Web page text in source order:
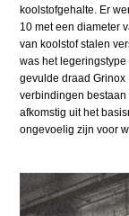
koolstofgehalte. Er
10 met een diameter
van koolstof stalen
was het
gevulde draad Grinox
verbindingen bestaan
afkomstig uit het
ongevoelig zijn voor